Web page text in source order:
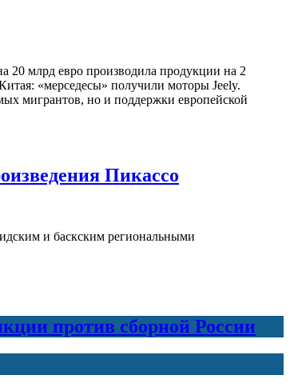
20 млрд евро производила продукции на 2
«мерседесы» получили моторы Jeely.
мигрантов, но и поддержки европейской
Пикассо
и баскским региональными
против сборной России